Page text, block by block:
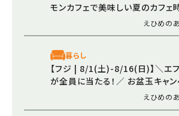
モンカフェで美味しい夏のカフェ
えひめの
暮らし
【フジ | 8/1(土)-8/16(日)】＼エ
が全員に当たる！／ お盆玉キャ
えひめの